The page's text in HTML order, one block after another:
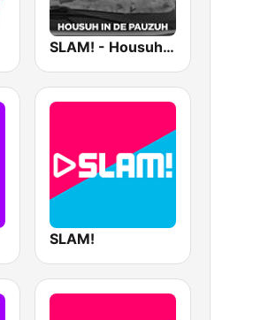
SLAM! - Housuh in de Pauzuh
SLAM!